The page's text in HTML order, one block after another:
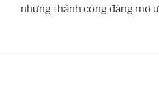
những thành công đáng mơ